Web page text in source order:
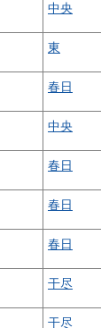
中央
東
春日
中央
春日
春日
春日
干尽
干尽